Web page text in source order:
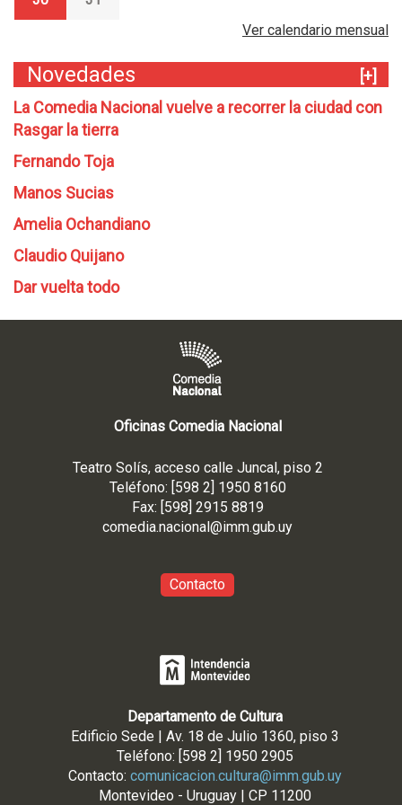
Ver calendario mensual
Novedades
[+]
La Comedia Nacional vuelve a recorrer la ciudad con
Rasgar la tierra
Fernando Toja
Manos Sucias
Amelia Ochandiano
Claudio Quijano
Dar vuelta todo
Oficinas Comedia Nacional
Teatro Solís, acceso calle Juncal, piso 2
Teléfono: [598 2] 1950 8160
Fax: [598] 2915 8819
comedia.nacional@imm.gub.uy
Contacto
Departamento de Cultura
Edificio Sede | Av. 18 de Julio 1360, piso 3
Teléfono: [598 2] 1950 2905
Contacto: comunicacion.cultura@imm.gub.uy
Montevideo - Uruguay | CP 11200